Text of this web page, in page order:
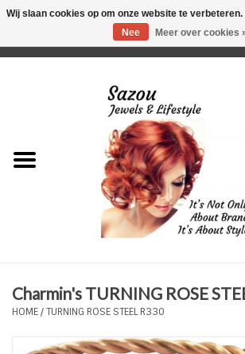
Just for Him
Plus Size Sieraden
Enkelbandjes
Charmin's TURNING ROSE
HOME/TURNING ROSE STEEL R330
Wij slaan cookies op om onze website te
Nee
Meer over cookies